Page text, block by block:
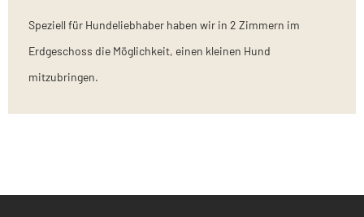
Speziell für Hundeliebhaber haben wir in 2 Zimmern im
Erdgeschoss die Möglichkeit, einen kleinen Hund
mitzubringen.